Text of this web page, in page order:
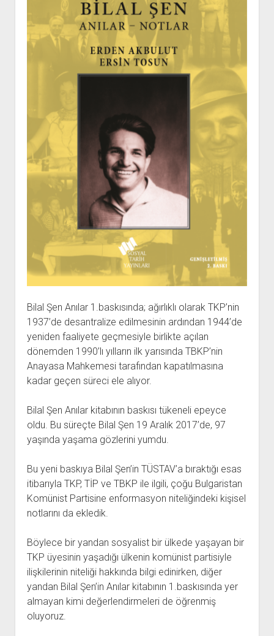
Bilal Şen Anılar 1.baskısında; ağırlıklı olarak TKP’nin
1937’de desantralize edilmesinin ardından 1944’de
yeniden faaliyete geçmesiyle birlikte açılan
dönemden 1990’lı yılların ilk yarısında TBKP’nin
Anayasa Mahkemesi tarafından kapatılmasına
kadar geçen süreci ele alıyor.
Bilal Şen Anılar kitabının baskısı tükeneli epeyce
oldu. Bu süreçte Bilal Şen 19 Aralık 2017’de, 97
yaşında yaşama gözlerini yumdu.
Bu yeni baskıya Bilal Şen’in TÜSTAV’a bıraktığı esas
itibarıyla TKP, TİP ve TBKP ile ilgili, çoğu Bulgaristan
Komünist Partisine enformasyon niteliğindeki kişisel
notlarını da ekledik.
Böylece bir yandan sosyalist bir ülkede yaşayan bir
TKP üyesinin yaşadığı ülkenin komünist partisiyle
ilişkilerinin niteliği hakkında bilgi edinirken, diğer
yandan Bilal Şen’in Anılar kitabının 1.baskısında yer
almayan kimi değerlendirmeleri de öğrenmiş
oluyoruz.